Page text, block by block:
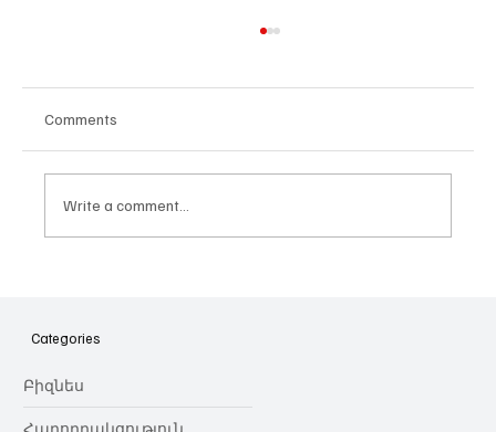
նվիրում որոշում
Comments
Write a comment...
Categories
Բիզնես
Հաղորդակցություն